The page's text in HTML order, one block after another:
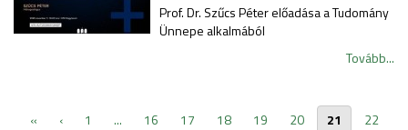
Prof. Dr. Szűcs Péter előadása a Tudomány
Ünnepe alkalmából
Tovább...
« ‹ 1 ... 16 17 18 19 20 21
22